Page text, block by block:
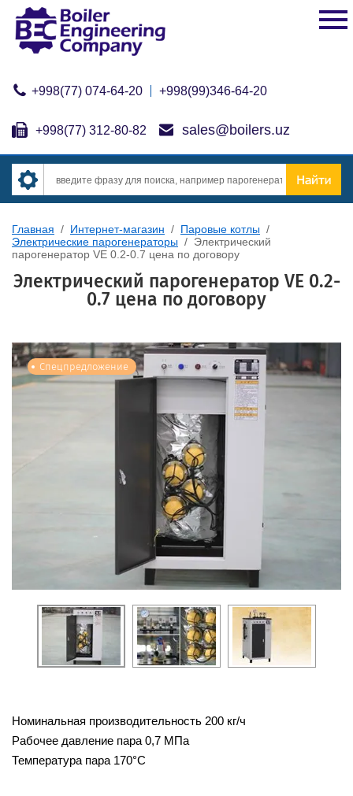
+998(77) 074-64-20 +998(99)346-64-20
+998(77) 312-80-82 sales@boilers.uz
Главная / Интернет-магазин / Паровые котлы /
Электрические парогенераторы / Электрический
парогенератор VE 0.2-0.7 цена по договору
Электрический парогенератор VE 0.2-
0.7 цена по договору
Спецпредложение
Номинальная производительность 200 кг/ч
Рабочее давление пара 0,7 МПа
Температура пара 170°С